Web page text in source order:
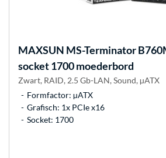
MAXSUN MS-Terminator
socket 1700 moederbord
Zwart, RAID, 2.5 Gb-LAN, Sound, µATX
Formfactor: µATX
Grafisch: 1x PCIe x16
Socket: 1700